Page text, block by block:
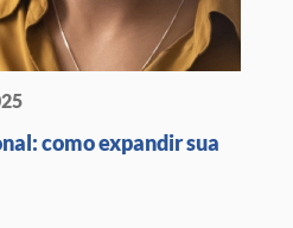
como expandir sua